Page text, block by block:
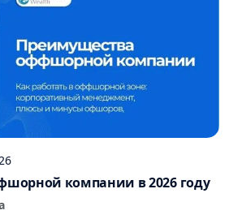
компании в 2026 году